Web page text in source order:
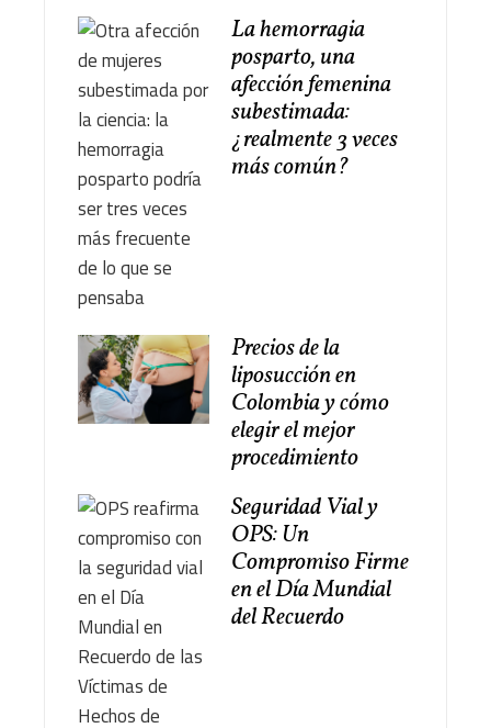
La hemorragia
posparto, una
afección femenina
subestimada:
¿realmente 3 veces
más común?
Precios de la
liposucción en
Colombia y cómo
elegir el mejor
procedimiento
Seguridad Vial y
OPS: Un
Compromiso Firme
en el Día Mundial
del Recuerdo